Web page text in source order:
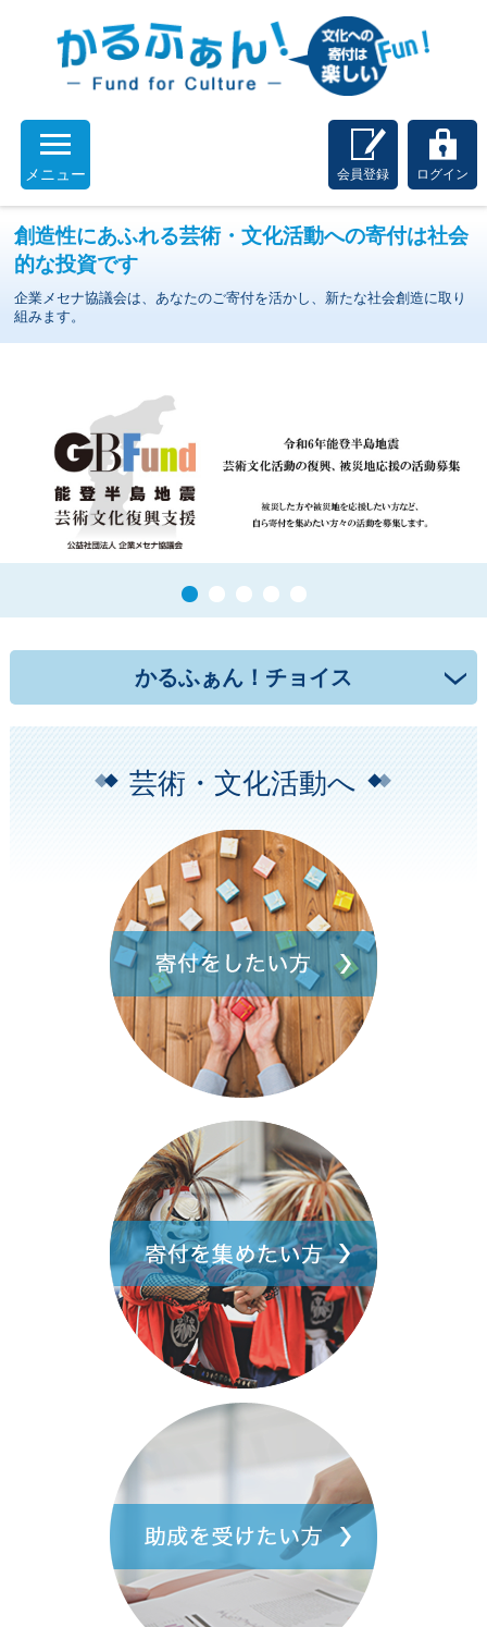
メニュー 会員登録 ログイン
創造性にあふれる芸術・文化活動への寄付は社会
的な投資です
企業メセナ協議会は、あなたのご寄付を活かし、新たな社会創造に取り
組みます。
かるふぁん！チョイス
芸術・文化活動へ